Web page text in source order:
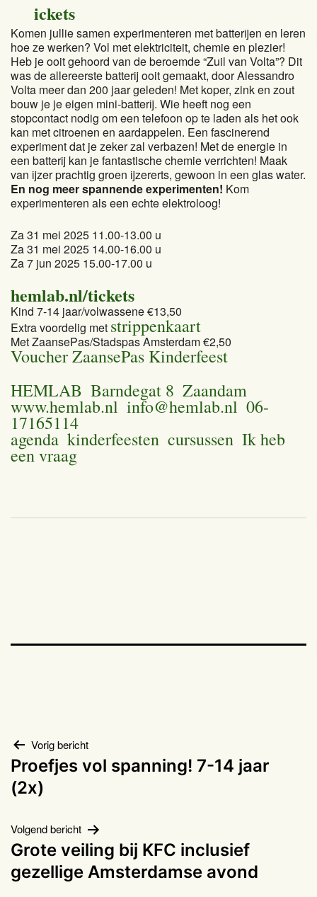
ickets
Komen jullie samen experimenteren met batterijen en leren
hoe ze werken? Vol met elektriciteit, chemie en plezier!
Heb je ooit gehoord van de beroemde “Zuil van Volta”? Dit
was de allereerste batterij ooit gemaakt, door Alessandro
Volta meer dan 200 jaar geleden! Met koper, zink en zout
bouw je je eigen mini-batterij. Wie heeft nog een
stopcontact nodig om een telefoon op te laden als het ook
kan met citroenen en aardappelen. Een fascinerend
experiment dat je zeker zal verbazen! Met de energie in
een batterij kan je fantastische chemie verrichten! Maak
van ijzer prachtig groen ijzererts, gewoon in een glas water.
En nog meer spannende experimenten! Kom
experimenteren als een echte elektroloog!
Za 31 mei 2025 11.00-13.00 u
Za 31 mei 2025 14.00-16.00 u
Za 7 jun 2025 15.00-17.00 u
hemlab.nl/tickets
Kind 7-14 jaar/volwassene €13,50
Extra voordelig met strippenkaart
Met ZaansePas/Stadspas Amsterdam €2,50
Voucher ZaansePas Kinderfeest
HEMLAB Barndegat 8 Zaandam
www.hemlab.nl info@hemlab.nl 06-
17165114
agenda kinderfeesten cursussen Ik heb
een vraag
Bericht
navigatie
Vorig bericht
Proefjes vol spanning! 7-14 jaar
(2x)
Volgend bericht
Grote veiling bij KFC inclusief
gezellige Amsterdamse avond